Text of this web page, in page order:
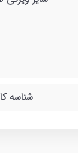
شناسه